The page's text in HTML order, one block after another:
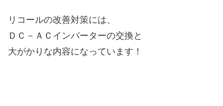
リコールの改善対策には、
ＤＣ－ＡＣインバーターの交換と
大がかりな内容になっています！